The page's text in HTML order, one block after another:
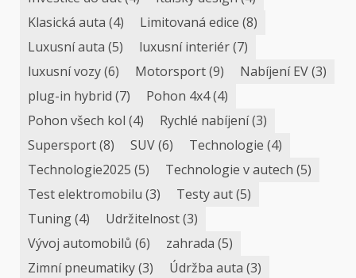
Klasická auta (4) Limitovaná edice (8)
Luxusní auta (5) luxusní interiér(7)
luxusní vozy(6) Motorsport(9) Nabíjení EV(3)
plug-in hybrid (7) Pohon 4x4(4)
Pohon všech kol (4) Rychlé nabíjení(3)
Supersport(8) SUV(6) Technologie (4)
Technologie2025 (5) Technologie v autech (5)
Test elektromobilu (3) Testy aut(5)
Tuning(4) Udržitelnost(3)
Vývoj automobilů (6) zahrada (5)
Zimní pneumatiky(3) Údržba auta (3)